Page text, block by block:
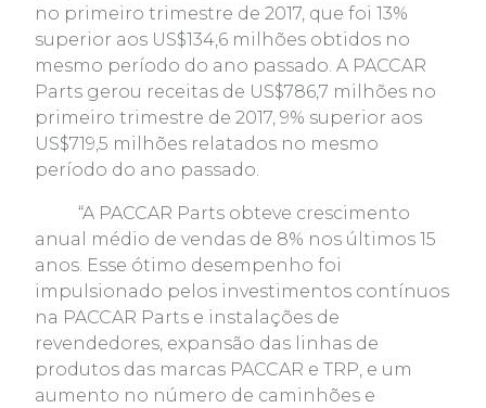
no primeiro trimestre de 2017, que foi 13%
superior aos US$134,6 milhões obtidos no
mesmo período do ano passado. A PACCAR
Parts gerou receitas de US$786,7 milhões no
primeiro trimestre de 2017, 9% superior aos
US$719,5 milhões relatados no mesmo
período do ano passado.
“A PACCAR Parts obteve crescimento
anual médio de vendas de 8% nos últimos 15
anos. Esse ótimo desempenho foi
impulsionado pelos investimentos contínuos
na PACCAR Parts e instalações de
revendedores, expansão das linhas de
produtos das marcas PACCAR e TRP, e um
aumento no número de caminhões e